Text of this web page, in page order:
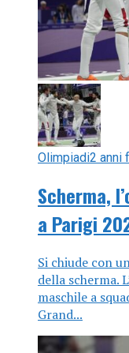
Olimpiadi2 anni
Scherma,
a Parigi
Si chiude con
della scherma.
maschile a
Grand...